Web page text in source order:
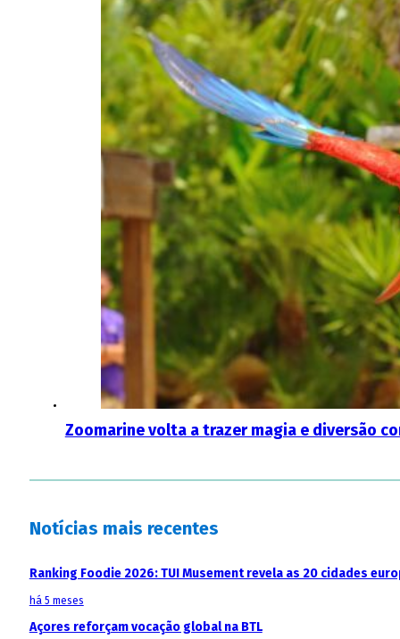
Zoomarine volta a trazer magia e diversão
Notícias mais recentes
Ranking Foodie 2026: TUI Musement revela as 20 cidades
há 5 meses
Açores reforçam vocação global na BTL